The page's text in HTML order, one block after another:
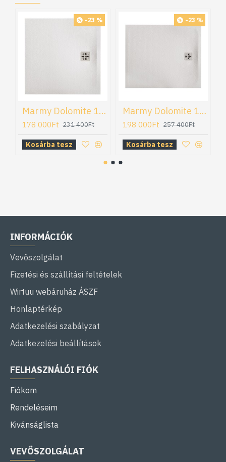
-23 %
Marmy Dolomite 100x100 öntöttmárvány zuhanytálca (80 7851 10 10 50)
178 000Ft 231 400Ft
Kosárba tesz
-23 %
Marmy Dolomite 100x120 öntöttmárvány zuhanytálca (80 7852 10 12 50)
198 000Ft 257 400Ft
Kosárba tesz
INFORMÁCIÓK
Vevőszolgálat
Fizetési és szállítási feltételek
Wirtuu webáruház ÁSZF
Honlaptérkép
Adatkezelési szabályzat
Adatkezelési beállítások
FELHASZNÁLÓI FIÓK
Fiókom
Rendeléseim
Kivánságlista
VEVŐSZOLGÁLAT